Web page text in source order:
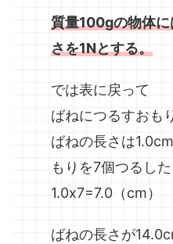
質量100gの物体
さを1Nとする。
では表に戻って
ばねにつるすおも
ばねの長さは
もりを7個つるし
1.0x7=7.0（cm）
ばねの長さが